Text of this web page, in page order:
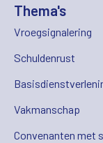
Thema's
Vroegsignalering
Schuldenrust
Vakmanschap
Convenanten met